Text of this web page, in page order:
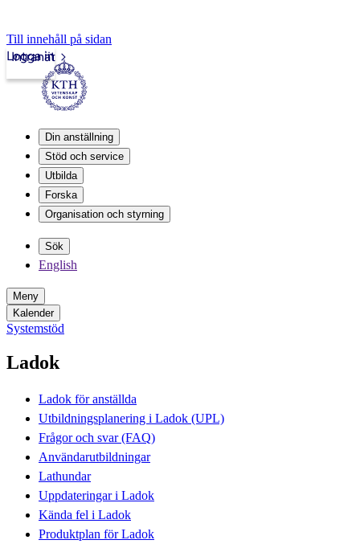
Till innehåll på sidan
Intranät
Logga in
Din anställning
Stöd och service
Utbilda
Forska
Organisation och styrning
Sök
English
Meny
Kalender
Systemstöd
Ladok
Ladok för anställda
Utbildningsplanering i Ladok (UPL)
Frågor och svar (FAQ)
Användarutbildningar
Lathundar
Uppdateringar i Ladok
Kända fel i Ladok
Produktplan för Ladok